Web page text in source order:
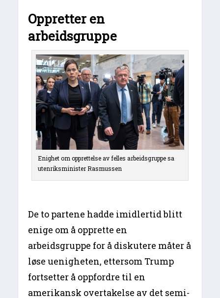
Oppretter en
arbeidsgruppe
Enighet om opprettelse av felles arbeidsgruppe sa
utenriksminister Rasmussen
De to partene hadde imidlertid blitt
enige om å opprette en
arbeidsgruppe for å diskutere måter å
løse uenigheten, ettersom Trump
fortsetter å oppfordre til en
amerikansk overtakelse av det semi-